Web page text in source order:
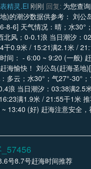
精灵.EI 刚刚 回复: 为您查
)的潮汐数据供参考： 刘公
8-6] 天气情况：晴；水30°
北风；0-0.1浪 当日潮汐：
干0.9米 / 15:21满2.1米 /
间： - 6:00 ~ 9:20 (一般)
公岛(赶海圣地)[2026-8-7] 天气
多云；水30°；气27°-30°；
浪 当日潮汐：03:38满2.5
满1.9米 / 21:55干1米
13:40 (好) 赶海注意安全，
号8.7号赶海时间推荐